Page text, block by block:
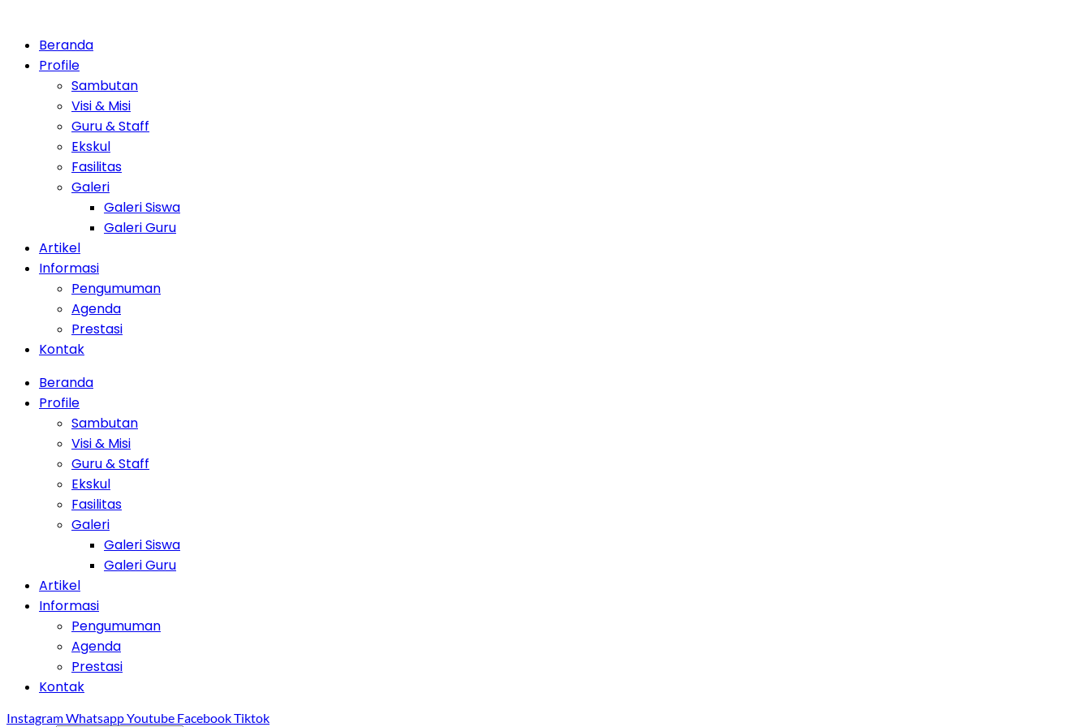
Beranda
Profile
Sambutan
Visi & Misi
Guru & Staff
Ekskul
Fasilitas
Galeri
Galeri Siswa
Galeri Guru
Artikel
Informasi
Pengumuman
Agenda
Prestasi
Kontak
Beranda
Profile
Sambutan
Visi & Misi
Guru & Staff
Ekskul
Fasilitas
Galeri
Galeri Siswa
Galeri Guru
Artikel
Informasi
Pengumuman
Agenda
Prestasi
Kontak
InstagramWhatsappYoutube FacebookTiktok